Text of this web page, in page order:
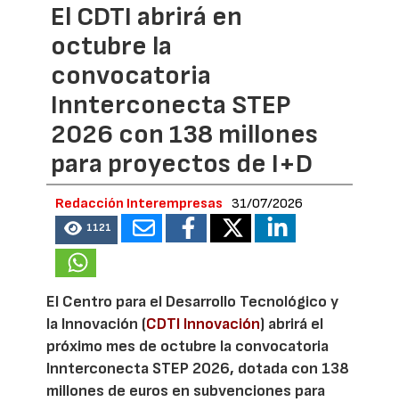
El CDTI abrirá en
octubre la
convocatoria
Innterconecta STEP
2026 con 138 millones
para proyectos de I+D
Redacción Interempresas 31/07/2026
1121
El Centro para el Desarrollo Tecnológico y
la Innovación (CDTI Innovación) abrirá el
próximo mes de octubre la convocatoria
Innterconecta STEP 2026, dotada con 138
millones de euros en subvenciones para